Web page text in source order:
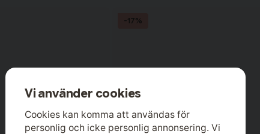
-17%
Vi använder cookies
Cookies kan komma att användas för
personlig och icke personlig annonsering. Vi